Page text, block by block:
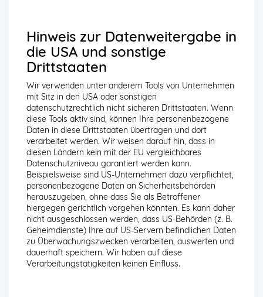
Hinweis zur Datenweitergabe in
die USA und sonstige
Drittstaaten
Wir verwenden unter anderem Tools von Unternehmen
mit Sitz in den USA oder sonstigen
datenschutzrechtlich nicht sicheren Drittstaaten. Wenn
diese Tools aktiv sind, können Ihre personenbezogene
Daten in diese Drittstaaten übertragen und dort
verarbeitet werden. Wir weisen darauf hin, dass in
diesen Ländern kein mit der EU vergleichbares
Datenschutzniveau garantiert werden kann.
Beispielsweise sind US-Unternehmen dazu verpflichtet,
personenbezogene Daten an Sicherheitsbehörden
herauszugeben, ohne dass Sie als Betroffener
hiergegen gerichtlich vorgehen könnten. Es kann daher
nicht ausgeschlossen werden, dass US-Behörden (z. B.
Geheimdienste) Ihre auf US-Servern befindlichen Daten
zu Überwachungszwecken verarbeiten, auswerten und
dauerhaft speichern. Wir haben auf diese
Verarbeitungstätigkeiten keinen Einfluss.